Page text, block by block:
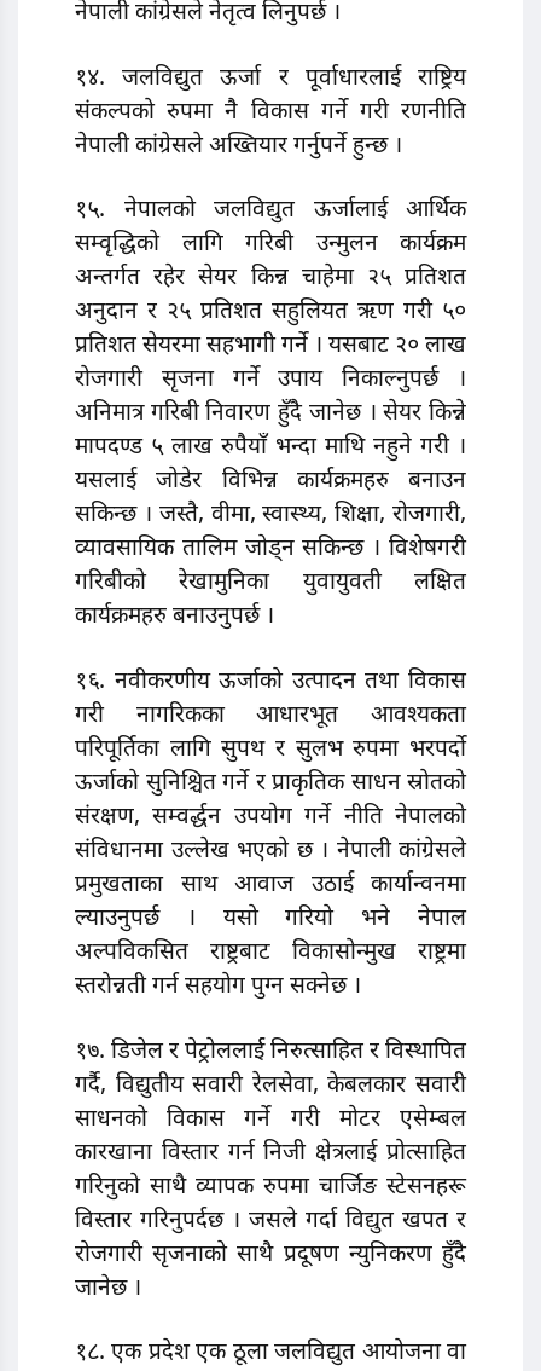
नेपाली कांग्रेसले नेतृत्व लिनुपर्छ ।
१४. जलविद्युत ऊर्जा र पूर्वाधारलाई राष्ट्रिय
संकल्पको रुपमा नै विकास गर्ने गरी रणनीति
नेपाली कांग्रेसले अख्तियार गर्नुपर्ने हुन्छ ।
१५. नेपालको जलविद्युत ऊर्जालाई आर्थिक
सम्वृद्धिको लागि गरिबी उन्मुलन कार्यक्रम
अन्तर्गत रहेर सेयर किन्न चाहेमा २५ प्रतिशत
अनुदान र २५ प्रतिशत सहुलियत ऋण गरी ५०
प्रतिशत सेयरमा सहभागी गर्ने । यसबाट २० लाख
रोजगारी सृजना गर्ने उपाय निकाल्नुपर्छ ।
अनिमात्र गरिबी निवारण हुँदै जानेछ । सेयर किन्ने
मापदण्ड ५ लाख रुपैयाँ भन्दा माथि नहुने गरी ।
यसलाई जोडेर विभिन्न कार्यक्रमहरु बनाउन
सकिन्छ । जस्तै, वीमा, स्वास्थ्य, शिक्षा, रोजगारी,
व्यावसायिक तालिम जोड्न सकिन्छ । विशेषगरी
गरिबीको रेखामुनिका युवायुवती लक्षित
कार्यक्रमहरु बनाउनुपर्छ ।
१६. नवीकरणीय ऊर्जाको उत्पादन तथा विकास
गरी नागरिकका आधारभूत आवश्यकता
परिपूर्तिका लागि सुपथ र सुलभ रुपमा भरपर्दो
ऊर्जाको सुनिश्चित गर्ने र प्राकृतिक साधन स्रोतको
संरक्षण, सम्वर्द्धन उपयोग गर्ने नीति नेपालको
संविधानमा उल्लेख भएको छ । नेपाली कांग्रेसले
प्रमुखताका साथ आवाज उठाई कार्यान्वनमा
ल्याउनुपर्छ । यसो गरियो भने नेपाल
अल्पविकसित राष्ट्रबाट विकासोन्मुख राष्ट्रमा
स्तरोन्नती गर्न सहयोग पुग्न सक्नेछ ।
१७. डिजेल र पेट्रोललार्ई निरुत्साहित र विस्थापित
गर्दै, विद्युतीय सवारी रेलसेवा, केबलकार सवारी
साधनको विकास गर्ने गरी मोटर एसेम्बल
कारखाना विस्तार गर्न निजी क्षेत्रलाई प्रोत्साहित
गरिनुको साथै व्यापक रुपमा चार्जिङ स्टेसनहरू
विस्तार गरिनुपर्दछ । जसले गर्दा विद्युत खपत र
रोजगारी सृजनाको साथै प्रदूषण न्युनिकरण हुँदै
जानेछ ।
१८. एक प्रदेश एक ठूला जलविद्युत आयोजना वा